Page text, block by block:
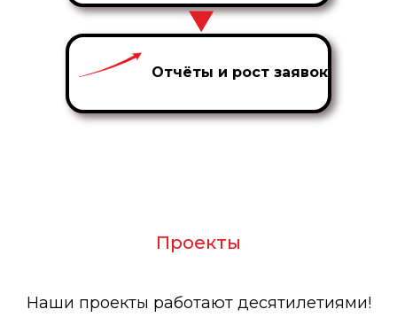
Отчёты и рост заявок
Проекты
Наши проекты работают десятилетиями!